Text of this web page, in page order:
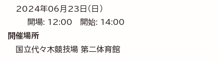
2024年06月23日（日）
開場: 12:00
開始: 14:00
開催場所
国立代々木競技場 第二体育館